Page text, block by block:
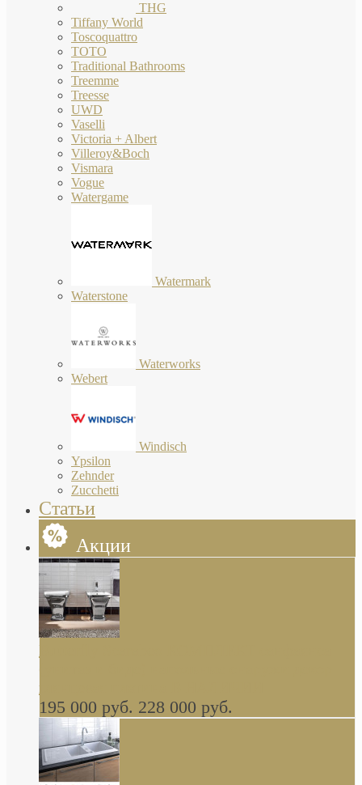
THG
Tiffany World
Toscoquattro
TOTO
Traditional Bathrooms
Treemme
Treesse
UWD
Vaselli
Victoria + Albert
Villeroy&Boch
Vismara
Vogue
Watergame
Watermark
Waterstone
Waterworks
Webert
Windisch
Ypsilon
Zehnder
Zucchetti
Статьи
Акции
Butterfly Scarabeo КОМПЛЕКТ санфаянса
глянцевая платина В НАЛИЧИИ
195 000 руб. 228 000 руб.